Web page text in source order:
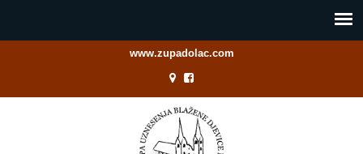
www.zupadolac.com